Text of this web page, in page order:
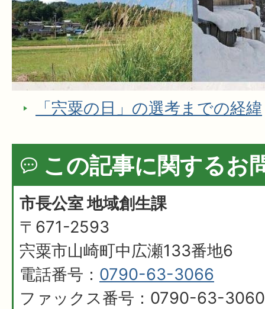
「宍粟の日」の選考までの経緯
この記事に関するお
市長公室 地域創生課
〒671-2593
宍粟市山崎町中広瀬133番地6
電話番号： 0790-63-3066
ファックス番号：0790-63-3060